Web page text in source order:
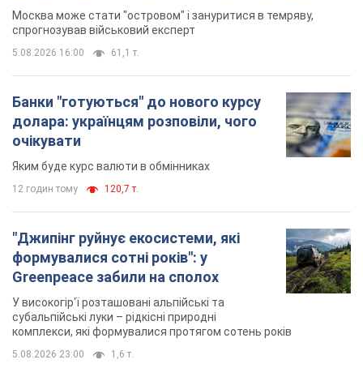
Москва може стати "островом" і зануритися в темряву,
спрогнозував військовий експерт
5.08.2026 16:00 61,1 т.
Банки "готуються" до нового курсу
долара: українцям розповіли, чого
очікувати
Яким буде курс валюти в обмінниках
12 годин тому 120,7 т.
"Джипінг руйнує екосистеми, які
формувалися сотні років": у
Greenpeace забили на сполох
У високогір'ї розташовані альпійські та
субальпійські луки – рідкісні природні
комплекси, які формувалися протягом сотень років
5.08.2026 23:00 1,6 т.